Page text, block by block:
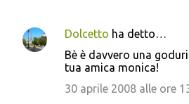
Dolcetto ha detto…
Bè è davvero una
tua amica monica!
30 aprile 2008 alle ore